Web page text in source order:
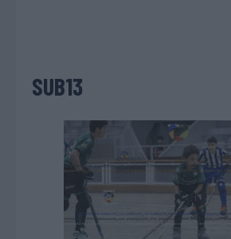
SUB13